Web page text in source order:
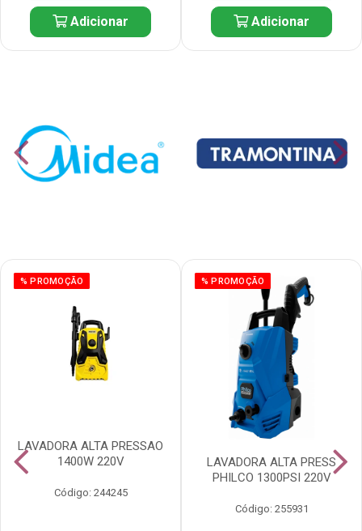
Adicionar Adicionar
% PROMOÇÃO
LAVADORA ALTA PRESSAO
1400W 220V
Código: 244245
% PROMOÇÃO
LAVADORA ALTA PRESS
PHILCO 1300PSI 220V
Código: 255931